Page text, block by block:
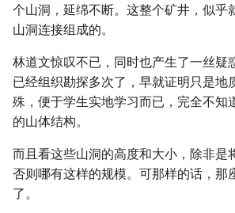
个山洞，延绵不断。这整个矿井，似乎
山洞连接组成的。
林道文惊叹不已，同时也产生了一丝疑
已经组织勘探多次了，早就证明只是地
殊，便于学生实地学习而已，完全不知
的山体结构。
而且看这些山洞的高度和大小，除非是
否则哪有这样的规模。可那样的话，那
了。